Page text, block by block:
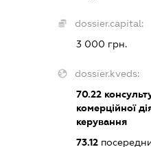
dossier.capital:
3 000 грн.
dossier.kveds:
70.22
комерційної
керування
73.12